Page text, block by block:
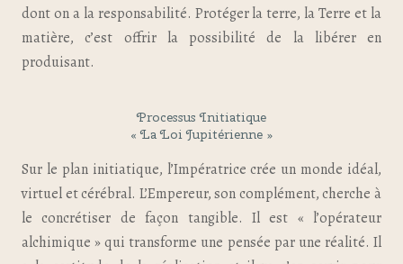
dont on a la responsabilité. Protéger la terre, la Terre et la
matière, c’est offrir la possibilité de la libérer en
produisant.
Processus Initiatique
« La Loi Jupitérienne »
Sur le plan initiatique, l’Impératrice crée un monde idéal,
virtuel et cérébral. L’Empereur, son complément, cherche à
le concrétiser de façon tangible. Il est « l’opérateur
alchimique » qui transforme une pensée par une réalité. Il